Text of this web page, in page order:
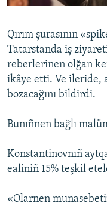
RFE/RS bütün
Qırım şurasının
Tatarstanda iş
reberlerinen olğan
ikâye etti. Ve ileride,
bozacağını bildirdi.
Bunıñnen bağlı
Konstantinovnıñ
ealiniñ 15% teşkil
«Olarnen